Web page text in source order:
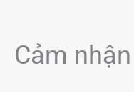
Cảm nhận